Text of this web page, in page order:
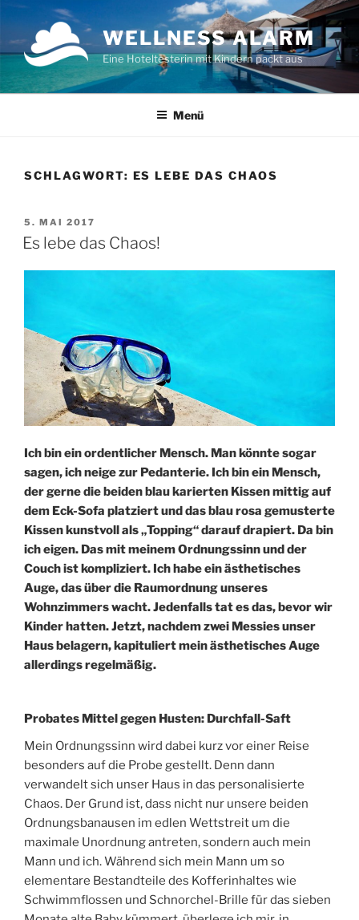
Zum
springen
WELLNESS ALARM
Eine Hoteltesterin mit Kindern packt aus
Menü
SCHLAGWORT: ES LEBE DAS CHAOS
VERÖFFENTLICHT
AM
5. MAI 2017
Es lebe das Chaos!
Ich bin ein ordentlicher Mensch. Man könnte sogar
sagen, ich neige zur Pedanterie. Ich bin ein Mensch,
der gerne die beiden blau karierten Kissen mittig auf
dem Eck-Sofa platziert und das blau rosa gemusterte
Kissen kunstvoll als „Topping“ darauf drapiert. Da bin
ich eigen. Das mit meinem Ordnungssinn und der
Couch ist kompliziert. Ich habe ein ästhetisches
Auge, das über die Raumordnung unseres
Wohnzimmers wacht. Jedenfalls tat es das, bevor wir
Kinder hatten. Jetzt, nachdem zwei Messies unser
Haus belagern, kapituliert mein ästhetisches Auge
allerdings regelmäßig.
Probates Mittel gegen Husten: Durchfall-Saft
Mein Ordnungssinn wird dabei kurz vor einer Reise
besonders auf die Probe gestellt. Denn dann
verwandelt sich unser Haus in das personalisierte
Chaos. Der Grund ist, dass nicht nur unsere beiden
Ordnungsbanausen im edlen Wettstreit um die
maximale Unordnung antreten, sondern auch mein
Mann und ich. Während sich mein Mann um so
elementare Bestandteile des Kofferinhaltes wie
Schwimmflossen und Schnorchel-Brille für das sieben